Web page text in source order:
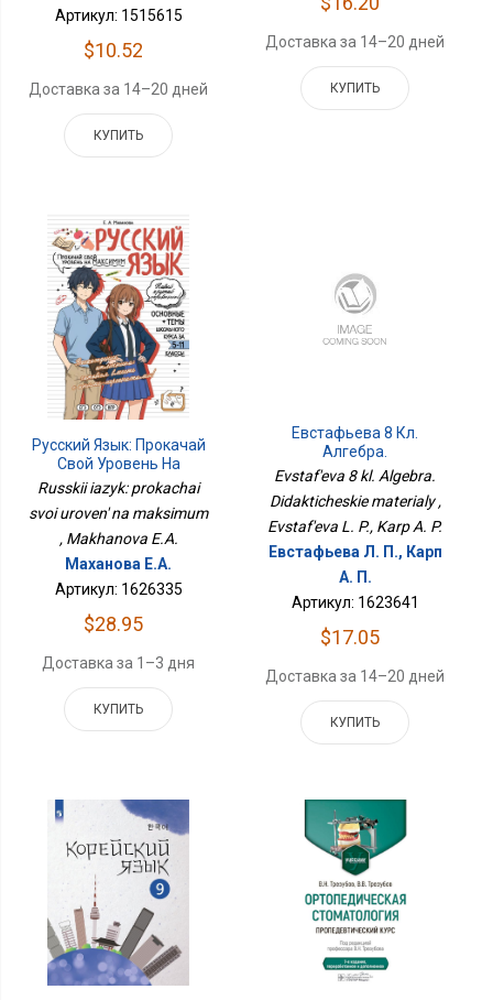
Артикул: 1515615
$10.52
Доставка за 14–20 дней
КУПИТЬ
Доставка за 14–20 дней
КУПИТЬ
Русский Язык: Прокачай
Свой Уровень На
Максимум
Russkii iazyk: prokachai
svoi uroven' na maksimum
, Makhanova E.A.
Маханова Е.А.
Артикул: 1626335
$28.95
Доставка за 1–3 дня
КУПИТЬ
Евстафьева 8 Кл.
Алгебра.
Дидактические
Материалы
Evstaf'eva 8 kl. Algebra.
Didakticheskie materialy ,
Evstaf'eva L. P., Karp A. P.
Евстафьева Л. П., Карп
А. П.
Артикул: 1623641
$17.05
Доставка за 14–20 дней
КУПИТЬ